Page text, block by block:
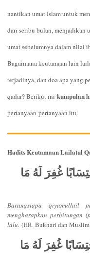
nantikan umat Islam untuk
dari seribu bulan, menjadikan
umat sebelumnya dalam nilai
Bagaimana keutamaan lain
terjadinya, dan doa apa yang
qadar? Berikut ini kumpulan
pertanyaan-pertanyaan itu.
Hadits Keutamaan Lailatul
غُفِرَ لَهُ مَا
Barangsiapa
mengharapkan perhitungan
lalu. (HR. Bukhari dan
غُفِرَ لَهُ مَا